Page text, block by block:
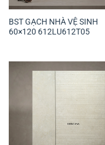
BST GẠCH NHÀ VỆ SINH
60×120 612LU612T05